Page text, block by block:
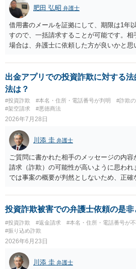
肥田 弘昭 弁護士
借用書のメールを証拠にして、期限は1年
すので、一括請求することが可能です。
場合は、弁護士に依頼した方が良いかと
さい。
出金アプリでの投資詐欺に対する
法は？
#投資詐欺 #本名・住所・電話番号が判明 #詐欺
#架空請求
#悪徳商法
2026年7月28日
川添 圭 弁護士
ご質問に書かれた相手のメッセージの内
請求（詐欺）の可能性が高いように思わ
では事案の概要が判然としないため、正
画面を見て貰いながらアドバイスう受けた
投資詐欺被害での弁護士依頼の是
#投資詐欺 #返金請求 #本名・住所・電話番号が
#振り込め詐欺
2026年6月23日
川添 圭 弁護士